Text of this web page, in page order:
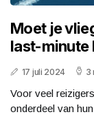
Moet je
last-minute
17 juli 2024 3
Voor veel
onderdeel van